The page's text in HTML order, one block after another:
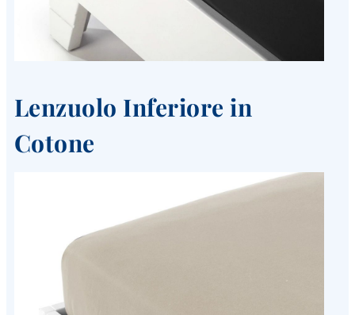
Lenzuolo Inferiore in
Cotone